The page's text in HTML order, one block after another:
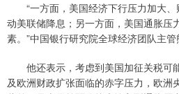
“一方面，美国经济下行压力加大、
动美联储降息；另一方面，美国通胀压
素。”中国银行研究院全球经济团队主管
他还表示，考虑到美国加征关税可
及欧洲财政扩张面临的赤字压力，欧洲